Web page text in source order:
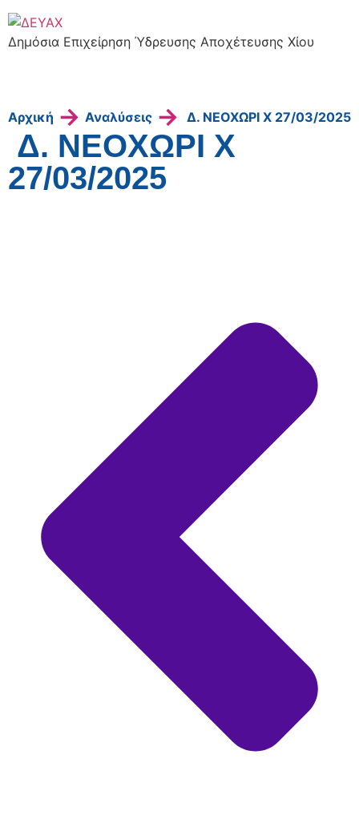
Δημόσια Επιχείρηση Ύδρευσης Αποχέτευσης Χίου
Αρχική → Αναλύσεις → Δ. ΝΕΟΧΩΡΙ Χ 27/03/2025
Δ. ΝΕΟΧΩΡΙ Χ
27/03/2025